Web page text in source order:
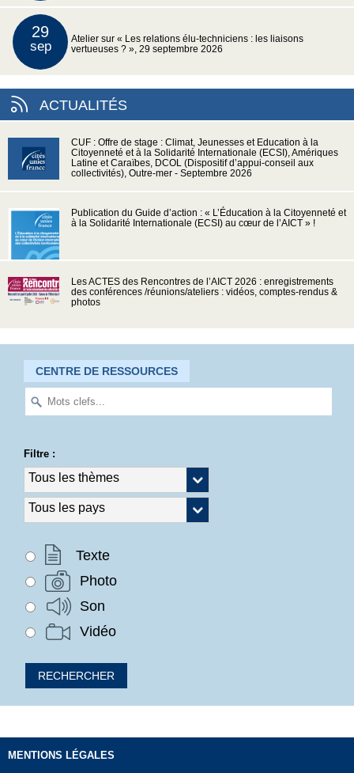
29
sep
Atelier sur « Les relations élu-techniciens : les liaisons
vertueuses ? », 29 septembre 2026
ACTUALITÉS
CUF : Offre de stage : Climat, Jeunesses et Education à la
Citoyenneté et à la Solidarité Internationale (ECSI), Amériques
Latine et Caraïbes, DCOL (Dispositif d’appui-conseil aux
collectivités), Outre-mer - Septembre 2026
Publication du Guide d’action : « L’Éducation à la Citoyenneté et
à la Solidarité Internationale (ECSI) au cœur de l’AICT » !
Les ACTES des Rencontres de l’AICT 2026 : enregistrements
des conférences /réunions/ateliers : vidéos, comptes-rendus &
photos
CENTRE DE RESSOURCES
Filtre :
Texte
Photo
Son
Vidéo
MENTIONS LÉGALES